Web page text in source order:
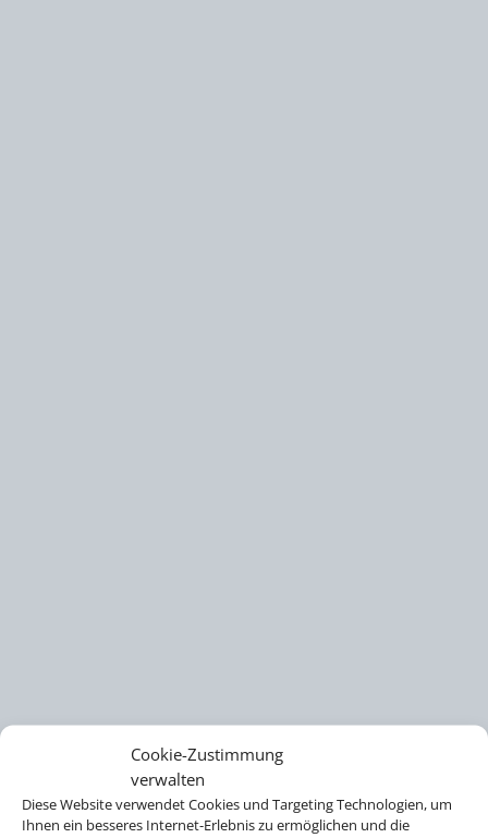
Cookie-Zustimmung
verwalten
Diese Website verwendet Cookies und Targeting Technologien, um
Ihnen ein besseres Internet-Erlebnis zu ermöglichen und die